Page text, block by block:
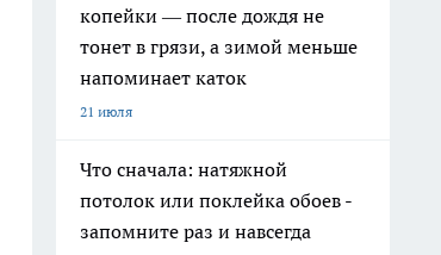
копейки — после дождя не
тонет в грязи, а зимой меньше
напоминает каток
21 июля
Что сначала: натяжной
потолок или поклейка обоев -
запомните раз и навсегда